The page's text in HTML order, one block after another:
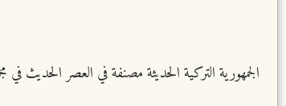
الجمهورية التركية الحديثة مصنفة في العصر الحديث في